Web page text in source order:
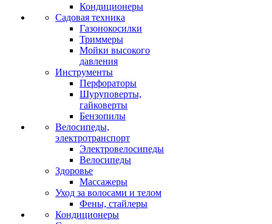
Кондиционеры
Садовая техника
Газонокосилки
Триммеры
Мойки высокого
давления
Инструменты
Перфораторы
Шуруповерты,
гайковерты
Бензопилы
Велосипеды,
электротранспорт
Электровелосипеды
Велосипеды
Здоровье
Массажеры
Уход за волосами и телом
Фены, стайлеры
Кондиционеры